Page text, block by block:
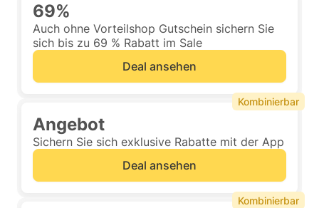
69%
Auch ohne Vorteilshop Gutschein sichern Sie
sich bis zu 69 % Rabatt im Sale
Deal ansehen
Angebot
Sichern Sie sich exklusive Rabatte mit der App
Deal ansehen
Kombinierbar
Kombinierbar